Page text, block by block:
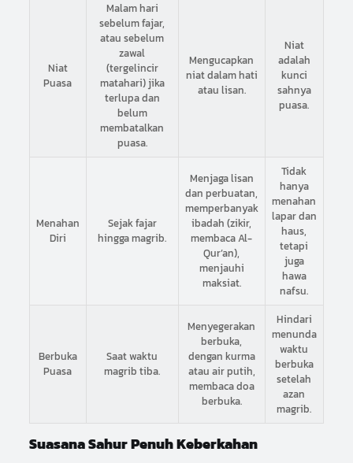
Niat
Puasa
Malam hari
sebelum fajar,
atau sebelum
zawal
(tergelincir
matahari) jika
terlupa dan
belum
membatalkan
puasa.
Mengucapkan
niat dalam hati
atau lisan.
Niat
adalah
kunci
sahnya
puasa.
Menahan
Diri
Sejak fajar
hingga magrib.
Menjaga lisan
dan perbuatan,
memperbanyak
ibadah (zikir,
membaca Al-
Qur’an),
menjauhi
maksiat.
Tidak
hanya
menahan
lapar dan
haus,
tetapi
juga
hawa
nafsu.
Berbuka
Puasa
Saat waktu
magrib tiba.
Menyegerakan
berbuka,
dengan kurma
atau air putih,
membaca doa
berbuka.
Hindari
menunda
waktu
berbuka
setelah
azan
magrib.
Suasana Sahur Penuh Keberkahan